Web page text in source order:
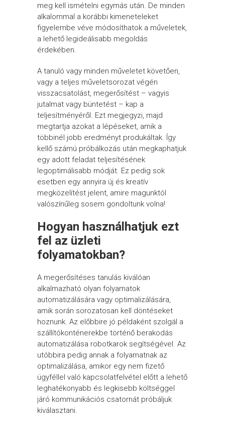
meg kell ismételni egymás után. De minden
alkalommal a korábbi kimeneteleket
figyelembe véve módosíthatok a műveletek,
a lehető legideálisabb megoldás
érdekében.
A tanuló vagy minden műveletet követően,
vagy a teljes műveletsorozat végén
visszacsatolást, megerősítést – vagyis
jutalmat vagy büntetést – kap a
teljesítményéről. Ezt megjegyzi, majd
megtartja azokat a lépéseket, amik a
többinél jobb eredményt produkáltak. Így
kellő számú próbálkozás után megkaphatjuk
egy adott feladat teljesítésének
legoptimálisabb módját. Ez pedig sok
esetben egy annyira új és kreatív
megközelítést jelent, amire magunktól
valószínűleg sosem gondoltunk volna!
Hogyan használhatjuk ezt
fel az üzleti
folyamatokban?
A megerősítéses tanulás kiválóan
alkalmazható olyan folyamatok
automatizálására vagy optimalizálására,
amik során sorozatosan kell döntéseket
hoznunk. Az előbbire jó példaként szolgál a
szállítókonténerekbe történő berakodás
automatizálása robotkarok segítségével. Az
utóbbira pedig annak a folyamatnak az
optimalizálása, amikor egy nem fizető
ügyféllel való kapcsolatfelvétel előtt a lehető
leghatékonyabb és legkisebb költséggel
járó kommunikációs csatornát próbáljuk
kiválasztani.